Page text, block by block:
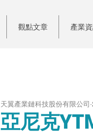
觀點文章 產業
亞尼克
天翼產業鏈科技股份有限公司